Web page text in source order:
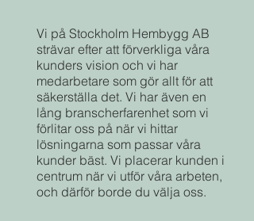
Vi på Stockholm Hembygg AB
strävar efter att förverkliga våra
kunders vision och vi har
medarbetare som gör allt för att
säkerställa det. Vi har även en
lång branscherfarenhet som vi
förlitar oss på när vi hittar
lösningarna som passar våra
kunder bäst. Vi placerar kunden i
centrum när vi utför våra arbeten,
och därför borde du välja oss.